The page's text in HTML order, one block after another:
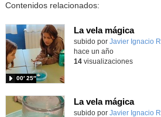
Contenidos relacionados:
La vela mágica
Contenido educativo.
subido por Javier Ignacio R.
00′ 25″
hace un año
14visualizaciones
La vela mágica
Contenido educativo.
subido por Javier Ignacio R.